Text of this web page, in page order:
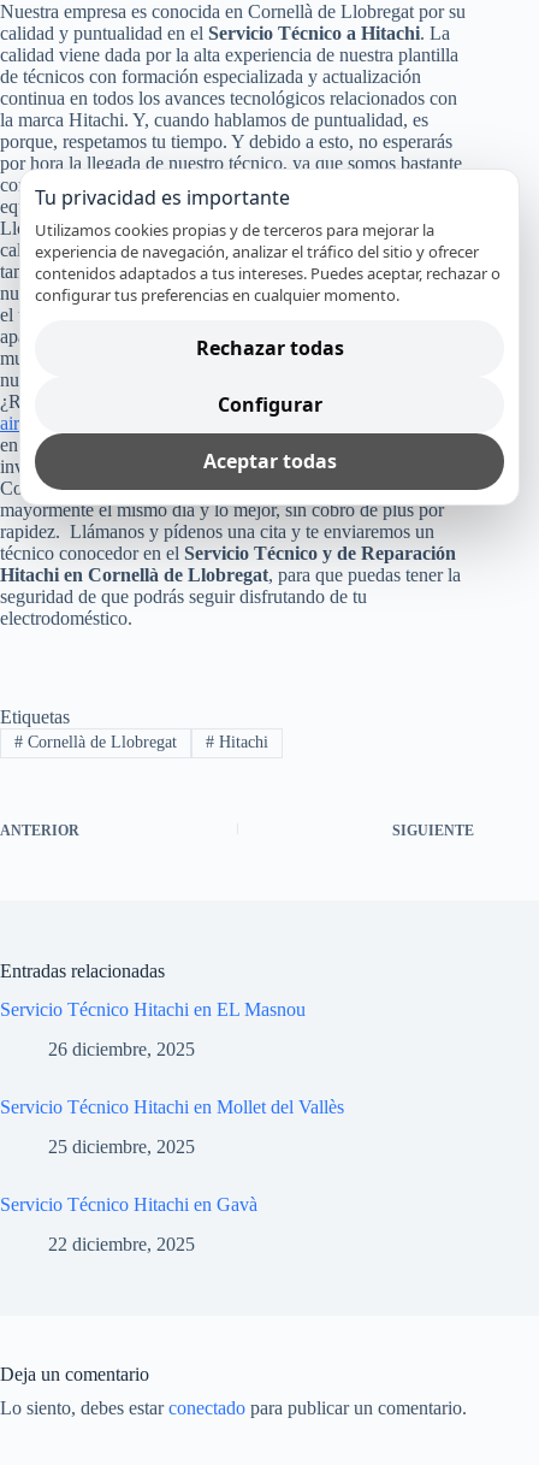
Nuestra empresa es conocida en Cornellà de Llobregat por su
calidad y puntualidad en el Servicio Técnico a Hitachi. La
calidad viene dada por la alta experiencia de nuestra plantilla
de técnicos con formación especializada y actualización
continua en todos los avances tecnológicos relacionados con
la marca Hitachi. Y, cuando hablamos de puntualidad, es
porque, respetamos tu tiempo. Y debido a esto, no esperarás
por hora la llegada de nuestro técnico, ya que somos bastante
conocidos por nuestra puntualidad, para poder darte a ti y a tu
equipo Hitachi un servicio de calidad en Cornellà de
Llobregat. Pero no solo con eso nos conformamos nuestra
calidad en elServicio Técnico y de Reparación Hitachi,
también pasa por la certificación de nuestros especialistas,
nuestro servicio en el mismo día en la mayoría de los casos y
el uso de recambios originales Hitachi que garanticen que tu
aparato continuará funcionando con alto rendimiento y por
mucho tiempo. Y a todo esto, le damos un broche de oro con
nuestra absoluta y segura garantía por nuestro trabajo.
¿Recuerdas cuánto costó tu refrigerador, lavadora, lavavajillas,
aire acondicionado
o cualquier otro equipo Hitachi que tienes
en tu casa, empresa u oficina? Pues, no arriesgues esa
inversión, poniendo tu aparato en manos inexperta.
Consúltanos, ya que como te dijimos arriba, te reparamos
mayormente el mismo día y lo mejor, sin cobro de plus por
rapidez. Llámanos y pídenos una cita y te enviaremos un
técnico conocedor en el Servicio Técnico y de Reparación
Hitachi en Cornellà de Llobregat, para que puedas tener la
seguridad de que podrás seguir disfrutando de tu
electrodoméstico.
Etiquetas
#Cornellà de Llobregat #Hitachi
ANTERIOR SIGUIENTE
Entradas relacionadas
Servicio Técnico Hitachi en EL Masnou
26 diciembre, 2025
Servicio Técnico Hitachi en Mollet del Vallès
25 diciembre, 2025
Servicio Técnico Hitachi en Gavà
22 diciembre, 2025
Deja un comentario
Lo siento, debes estarconectado para publicar un comentario.
Tu privacidad es importante
Utilizamos cookies propias y de terceros para mejorar la
experiencia de navegación, analizar el tráfico del sitio y ofrecer
contenidos adaptados a tus intereses. Puedes aceptar, rechazar o
configurar tus preferencias en cualquier momento.
Rechazar todas
Configurar
Aceptar todas